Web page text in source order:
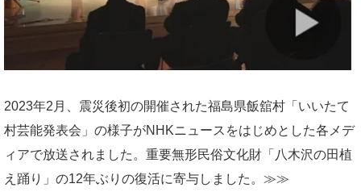
2023年2月、震災後初の開催された福島県飯舘村「いいたて
村芸能発表会」の様子がNHKニュースをはじめとした各メデ
ィアで放送されました。重要無形民俗文化財「八木沢の田植
え踊り」の12年ぶりの復活に寄与しました。≫≫